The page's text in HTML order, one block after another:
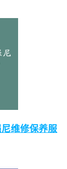
维修保养服